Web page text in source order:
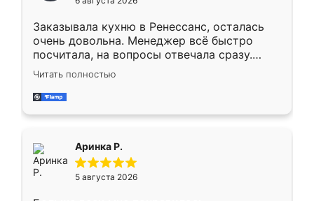
мебели буду заказывать только здесь.
Заказывала кухню в Ренессанс, осталась
очень довольна. Менеджер всё быстро
посчитала, на вопросы отвечала сразу.
Замерщик приехал в субботу, подошёл к
делу со всей ответственностью. Собрали
за день, ребята работали аккуратно, даже
Читать полностью
Аринка Р.
5 августа 2026